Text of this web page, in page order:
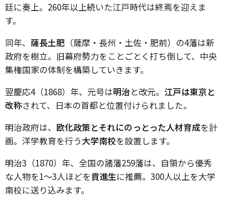
廷に奏上。 260年以上続いた江戸時代は終焉を迎えま
す。
同年、 薩長土肥 （薩摩・長州・土佐・肥前）の4藩は新
政府を樹立。旧幕府勢力をことごとく打ち倒して、中央
集権国家の体制を構築していきます。
翌慶応4（1868）年、元号は明治と改元。 江戸は東京と
改称されて、日本の首都と位置付けられました。
明治政府は、 欧化政策とそれにのっとった人材育成を計
画。洋学教育を行う大学南校を設置します。
明治3 （1870）年、全国の諸藩259藩は、自領から優秀
な人物を1〜3人ほどを貢進生に推薦。 300人以上を大学
南校に送り込みます。